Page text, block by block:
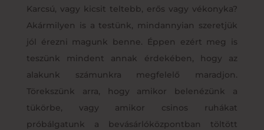
Karcsú, vagy kicsit teltebb, erős vagy vékonyka?
Akármilyen is a testünk, mindannyian szeretjük
jól érezni magunk benne. Éppen ezért meg is
teszünk mindent annak érdekében, hogy az
alakunk számunkra megfelelő maradjon.
Törekszünk arra, hogy amikor belenézünk a
tükörbe, vagy amikor csinos ruhákat
próbálgatunk a bevásárlóközpontban töltött